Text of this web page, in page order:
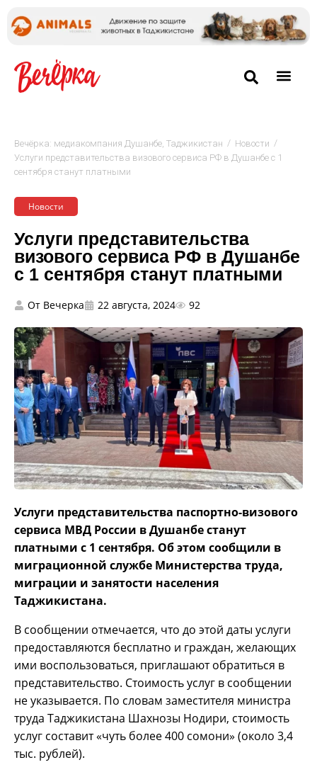
Вечёрка: медиакомпания Душанбе, Таджикистан / Новости /
Услуги представительства визового сервиса РФ в Душанбе с 1
сентября станут платными
Новости
Услуги представительства
визового сервиса РФ в Душанбе
с 1 сентября станут платными
От Вечерка 22 августа, 2024 92
Услуги представительства паспортно-визового
сервиса МВД России в Душанбе станут
платными с 1 сентября. Об этом сообщили в
миграционной службе Министерства труда,
миграции и занятости населения
Таджикистана.
В сообщении отмечается, что до этой даты услуги
предоставляются бесплатно и граждан, желающих
ими воспользоваться, приглашают обратиться в
представительство. Стоимость услуг в сообщении
не указывается. По словам заместителя министра
труда Таджикистана Шахнозы Нодири, стоимость
услуг составит «чуть более 400 сомони» (около 3,4
тыс. рублей).